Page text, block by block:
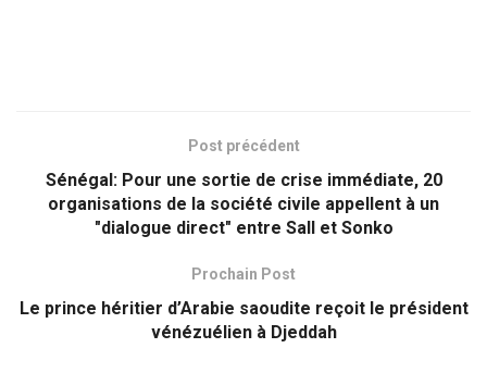
Post précédent
Sénégal: Pour une sortie de crise immédiate, 20
organisations de la société civile appellent à un
"dialogue direct" entre Sall et Sonko
Prochain Post
Le prince héritier d’Arabie saoudite reçoit le président
vénézuélien à Djeddah